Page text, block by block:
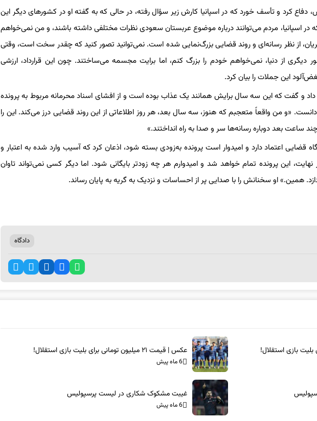
دفاع کرد و تأسف خورد که در اسپانیا کارش زیر سؤال رفته، در حالی که به گفته او در کشورهای دیگر این
اسپانیا، مردم می‌توانند درباره موضوع عربستان سعودی نظرات مختلفی داشته باشند، و من نمی‌خواهم
از نظر رسانه‌ای و روند قضایی بزرگ‌نمایی شده است. نمی‌توانید تصور کنید که چقدر سخت است، وقتی
از دنیا، نمی‌خواهم خودم را بزرگ کنم، اما برایت مجسمه می‌ساختند. چون این قرارداد، ارزشی
این جملات را بیان کرد.
داد و گفت که این سه سال برایش همانند یک عذاب بوده است و از افشای اسناد محرمانه مربوط به پرونده
«و من واقعاً متعجبم که هنوز، سه سال بعد، هر روز اطلاعاتی از این روند قضایی درز می‌کند. این را
ساعت بعد دوباره رسانه‌ها سر و صدا به راه انداختند.»
قضایی اعتماد دارد و امیدوار است پرونده به‌زودی بسته شود، اذعان کرد که آسیب وارد شده به اعتبار و
این پرونده تمام خواهد شد و امیدوارم هر چه زودتر بایگانی شود. اما دیگر کسی نمی‌تواند تاوان
همین.» او سخنانش را با صدایی پر از احساسات و نزدیک به گریه به پایان رساند.
دادگاه
عکس | قیمت ۲۱ میلیون تومانی برای بلیت بازی استقلال!
6 ماه پیش
غیبت مشکوک شکاری در لیست پرسپولیس
6 ماه پیش